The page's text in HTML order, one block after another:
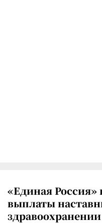
«Единая
выплаты
здравоохранении